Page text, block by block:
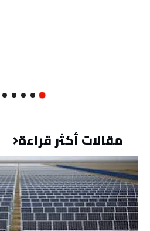
مقالات أكثر قراءة